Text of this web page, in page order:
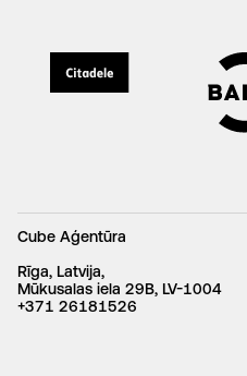
Cube Aģentūra
Rīga, Latvija,
Mūkusalas iela 29B, LV-1004
+371 26181526